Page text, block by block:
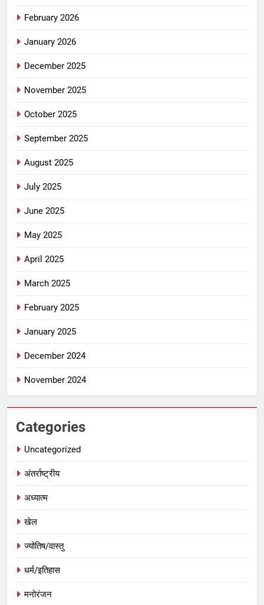
February 2026
January 2026
December 2025
November 2025
October 2025
September 2025
August 2025
July 2025
June 2025
May 2025
April 2025
March 2025
February 2025
January 2025
December 2024
November 2024
Categories
Uncategorized
अंतर्राष्ट्रीय
अध्यात्म
खेल
ज्योतिष/वास्तु
धर्म/इतिहास
मनोरंजन